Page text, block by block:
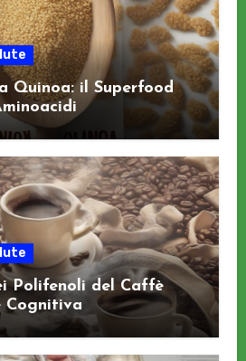
Quinoa: il Superfood
Polifenoli del Caffè
Cognitiva